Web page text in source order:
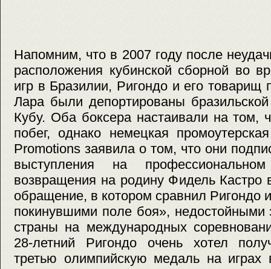
Напомним, что в 2007 году после
расположения кубинской сборной во
игр в Бразилии, Ригондо и его товарищ
Лара были депортированы
Кубу. Оба боксера настаивали на том,
побег, однако немецкая
Promotions заявила о том, что они
выступления на
возвращения на родину Фидель Кастро
обращение, в котором сравнил Ригондо
покинувшими поле боя», недостойными
страны на международных
28-летний Ригондо очень хотел
третью олимпийскую медаль на